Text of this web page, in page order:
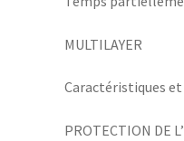
MULTILAYER
Caractéristiques
PROTECTION DE